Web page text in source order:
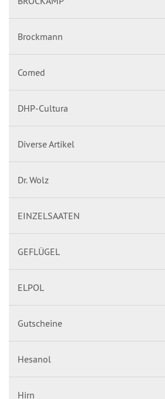
Brockmann
Comed
DHP-Cultura
Diverse Artikel
Dr. Wolz
EINZELSAATEN
GEFLÜGEL
ELPOL
Gutscheine
Hesanol
Hirn